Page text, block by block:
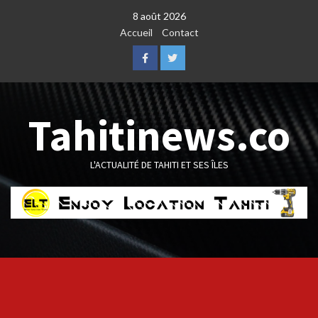
8 août 2026
Accueil
Contact
FacebookTwitter
Tahitinews.co
L'ACTUALITÉ DE TAHITI ET SES ÎLES